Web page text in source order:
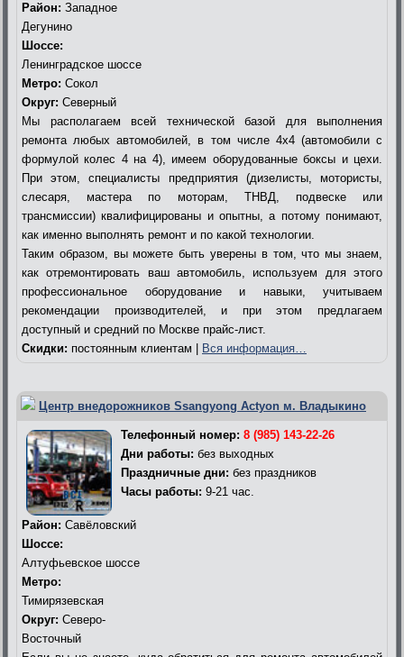
Район: Западное
Дегунино
Шоссе:
Ленинградское шоссе
Метро: Сокол
Округ: Северный
Мы располагаем всей технической базой для выполнения
ремонта любых автомобилей, в том числе 4х4 (автомобили с
формулой колес 4 на 4), имеем оборудованные боксы и цехи.
При этом, специалисты предприятия (дизелисты, мотористы,
слесаря, мастера по моторам, ТНВД, подвеске или
трансмиссии) квалифицированы и опытны, а потому понимают,
как именно выполнять ремонт и по какой технологии.
Таким образом, вы можете быть уверены в том, что мы знаем,
как отремонтировать ваш автомобиль, используем для этого
профессиональное оборудование и навыки, учитываем
рекомендации производителей, и при этом предлагаем
доступный и средний по Москве прайс-лист.
Скидки: постоянным клиентам | Вся информация…
Центр внедорожников Ssangyong Actyon м. Владыкино
Телефонный номер: 8 (985) 143-22-26
Дни работы: без выходных
Праздничные дни: без праздников
Часы работы: 9-21 час.
Район: Савёловский
Шоссе:
Алтуфьевское шоссе
Метро:
Тимирязевская
Округ: Северо-
Восточный